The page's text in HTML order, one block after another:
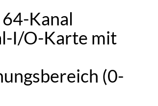
Kanal
I/O-Karte mit
(0-